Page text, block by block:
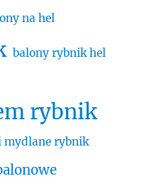
na hel
balony rybnik hel
rybnik
mydlane rybnik